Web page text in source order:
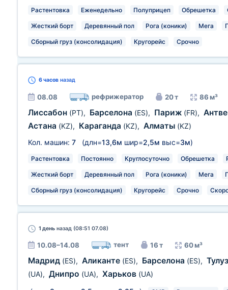
Растентовка Еженедельно Полуприцеп Обрешетка
Жесткий борт Деревянный пол Рога (коники) Мега
Сборный груз (консолидация) Кругорейс Срочно
6 часов назад
08.08 рефрижератор 20 т 86 м³
Лиссабон (PT), Барселона (ES), Париж (FR),
Астана (KZ), Караганда (KZ), Алматы (KZ)
Кол. машин: 7 (длн=13,6м шир=2,5м выс=3м)
Растентовка Постоянно Круглосуточно Обрешетка
Жесткий борт Деревянный пол Рога (коники) Мега
Сборный груз (консолидация) Кругорейс Срочно
1 день назад (08:51 07.08)
10.08–14.08 тент 16 т 60 м³
Мадрид (ES), Аликанте (ES), Барселона (ES),
(UA), Днипро (UA), Харьков (UA)